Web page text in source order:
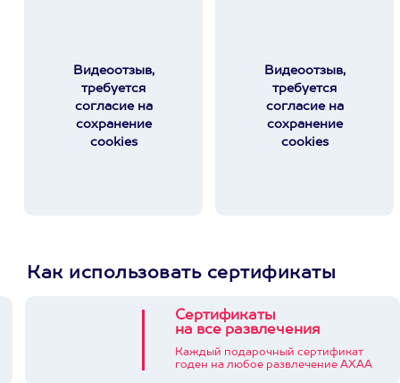
Видеоотзыв,
требуется
согласие на
сохранение
cookies
Видеоотзыв,
требуется
согласие на
сохранение
cookies
Как использовать сертификаты
Сертификаты
на все развлечения
Каждый подарочный сертификат
годен на любое развлечение АХАА